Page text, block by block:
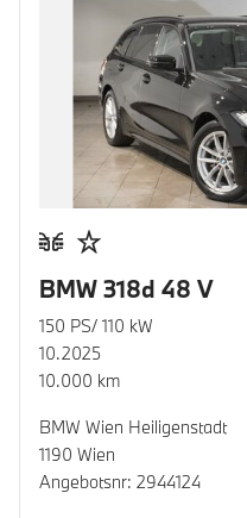
BMW 318d 48 V
150 PS/ 110 kW
10.2025
10.000 km
BMW Wien Heiligenstadt
1190 Wien
Angebotsnr: 2944124